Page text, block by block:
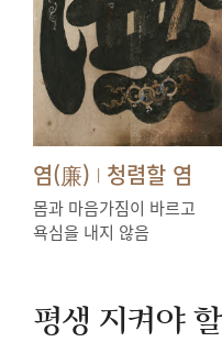
염(廉) | 청렴할 염
몸과 마음가짐이 바르고
욕심을 내지 않음
평생 지켜야